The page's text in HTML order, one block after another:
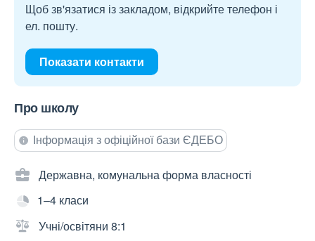
Щоб зв'язатися із закладом, відкрийте телефон і
ел. пошту.
Показати контакти
Про школу
Інформація з офіційної бази ЄДЕБО
Державна, комунальна форма власності
1–4 класи
Учні/освітяни 8:1